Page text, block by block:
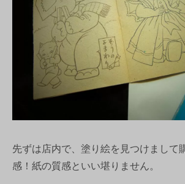
先ずは店内で、塗り絵を見つけまして
感！紙の質感といい堪りません。